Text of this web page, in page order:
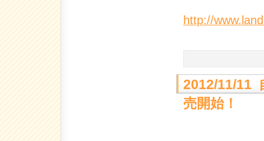
http://
2012/11/11
売開始！